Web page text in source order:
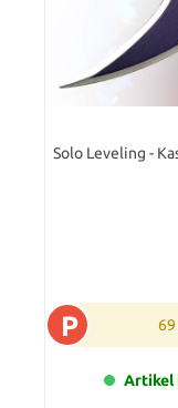
Solo Leveling -
P
Artikel